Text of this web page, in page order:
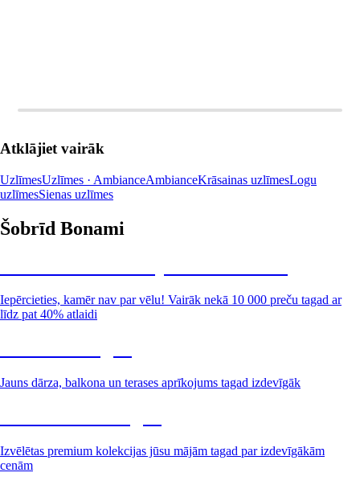
Atklājiet vairāk
UzlīmesUzlīmes · AmbianceAmbianceKrāsainas uzlīmesLogu
uzlīmesSienas uzlīmes
Šobrīd Bonami
Iepērcieties, kamēr nav par vēlu! Vairāk nekā 10 000 preču tagad ar
līdz pat 40% atlaidi
Jauns dārza, balkona un terases aprīkojums tagad izdevīgāk
Izvēlētas premium kolekcijas jūsu mājām tagad par izdevīgākām
cenām